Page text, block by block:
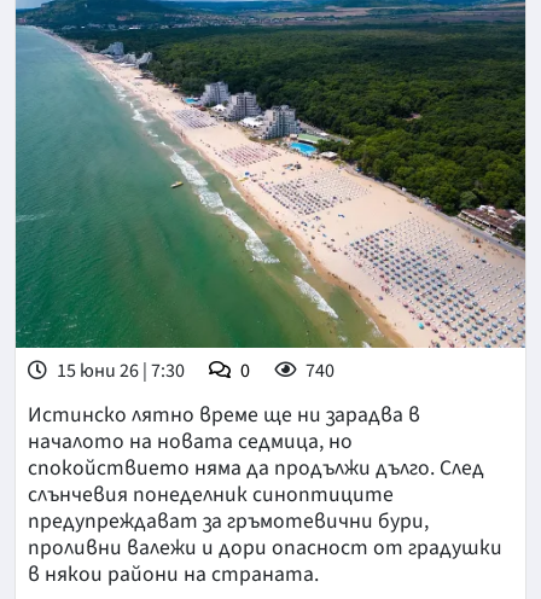
15 юни 26 | 7:30 0 740
Истинско лятно време ще ни зарадва в
началото на новата седмица, но
спокойствието няма да продължи дълго. След
слънчевия понеделник синоптиците
предупреждават за гръмотевични бури,
проливни валежи и дори опасност от градушки
в някои райони на страната.